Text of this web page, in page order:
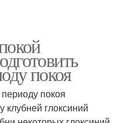
покоя
покоя
клубней глоксиний